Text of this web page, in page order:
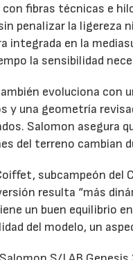
fibras técnicas e
penalizar la ligereza
integrada en la
la sensibilidad
evoluciona con
y una geometría
Salomon asegura
del terreno cambian
subcampeón del
resulta “más
un buen equilibrio
del modelo, un